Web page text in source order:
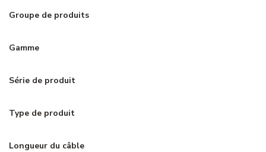
Groupe de produits
Gamme
Série de produit
Type de produit
Longueur du câble